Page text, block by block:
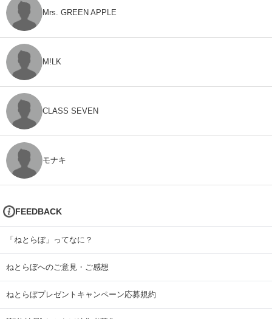
Mrs. GREEN APPLE
M!LK
CLASS SEVEN
モナキ
FEEDBACK
「ねとらぼ」ってなに？
ねとらぼへのご意見・ご感想
ねとらぼプレゼントキャンペーン応募規約